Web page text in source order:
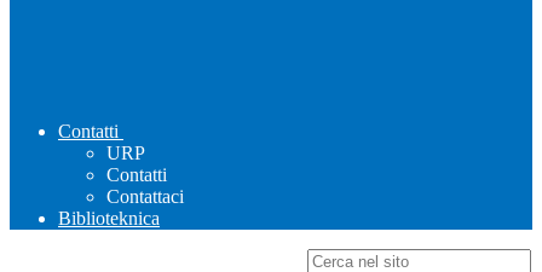
Contatti
URP
Contatti
Contattaci
Biblioteknica